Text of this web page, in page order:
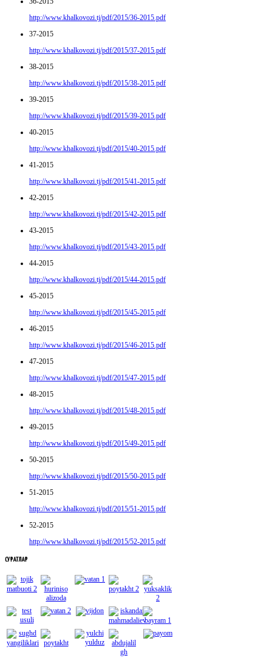
http://www.khalkovozi.tj/pdf/2015/36-2015.pdf
37-2015
http://www.khalkovozi.tj/pdf/2015/37-2015.pdf
38-2015
http://www.khalkovozi.tj/pdf/2015/38-2015.pdf
39-2015
http://www.khalkovozi.tj/pdf/2015/39-2015.pdf
40-2015
http://www.khalkovozi.tj/pdf/2015/40-2015.pdf
41-2015
http://www.khalkovozi.tj/pdf/2015/41-2015.pdf
42-2015
http://www.khalkovozi.tj/pdf/2015/42-2015.pdf
43-2015
http://www.khalkovozi.tj/pdf/2015/43-2015.pdf
44-2015
http://www.khalkovozi.tj/pdf/2015/44-2015.pdf
45-2015
http://www.khalkovozi.tj/pdf/2015/45-2015.pdf
46-2015
http://www.khalkovozi.tj/pdf/2015/46-2015.pdf
47-2015
http://www.khalkovozi.tj/pdf/2015/47-2015.pdf
48-2015
http://www.khalkovozi.tj/pdf/2015/48-2015.pdf
49-2015
http://www.khalkovozi.tj/pdf/2015/49-2015.pdf
50-2015
http://www.khalkovozi.tj/pdf/2015/50-2015.pdf
51-2015
http://www.khalkovozi.tj/pdf/2015/51-2015.pdf
52-2015
http://www.khalkovozi.tj/pdf/2015/52-2015.pdf
СУРАТЛАР